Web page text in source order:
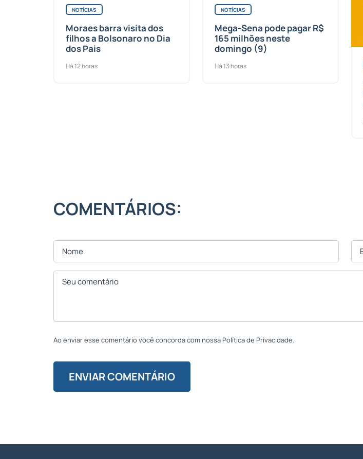
NOTÍCIAS
Moraes barra visita dos
filhos a Bolsonaro no Dia
dos Pais
Há 12 horas
NOTÍCIAS
Mega-Sena pode pagar R$
165 milhões neste
domingo (9)
Há 13 horas
COMENTÁRIOS:
Ao enviar esse comentário você concorda com nossa Política de Privacidade.